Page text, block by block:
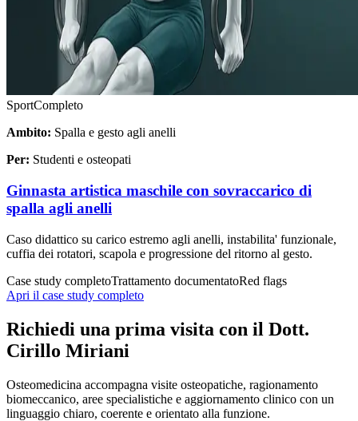
SportCompleto
Ambito: Spalla e gesto agli anelli
Per: Studenti e osteopati
Ginnasta artistica maschile con sovraccarico di
spalla agli anelli
Caso didattico su carico estremo agli anelli, instabilita' funzionale,
cuffia dei rotatori, scapola e progressione del ritorno al gesto.
Case study completoTrattamento documentatoRed flags
Apri il case study completo
Richiedi una prima visita con il Dott.
Cirillo Miriani
Osteomedicina accompagna visite osteopatiche, ragionamento
biomeccanico, aree specialistiche e aggiornamento clinico con un
linguaggio chiaro, coerente e orientato alla funzione.